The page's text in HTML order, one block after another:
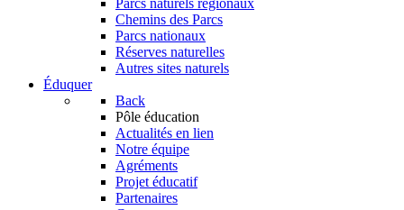
Parcs naturels régionaux
Chemins des Parcs
Parcs nationaux
Réserves naturelles
Autres sites naturels
Éduquer
Back
Pôle éducation
Actualités en lien
Notre équipe
Agréments
Projet éducatif
Partenaires